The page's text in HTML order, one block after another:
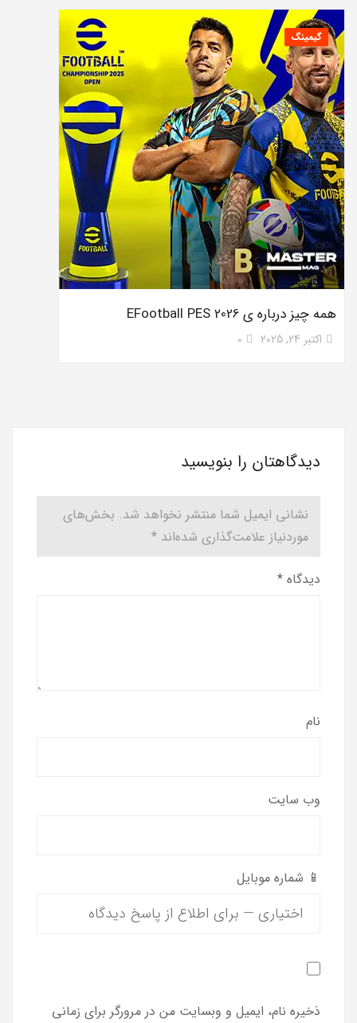
گیمینگ
همه چیز درباره ی EFootball PES 2026
اکتبر 24, 2025 0
دیدگاهتان را بنویسید
نشانی ایمیل شما منتشر نخواهد شد. بخش‌های
موردنیاز علامت‌گذاری شده‌اند *
دیدگاه *
نام
وب‌ سایت
📱 شماره موبایل
ذخیره نام، ایمیل و وبسایت من در مرورگر برای زمانی